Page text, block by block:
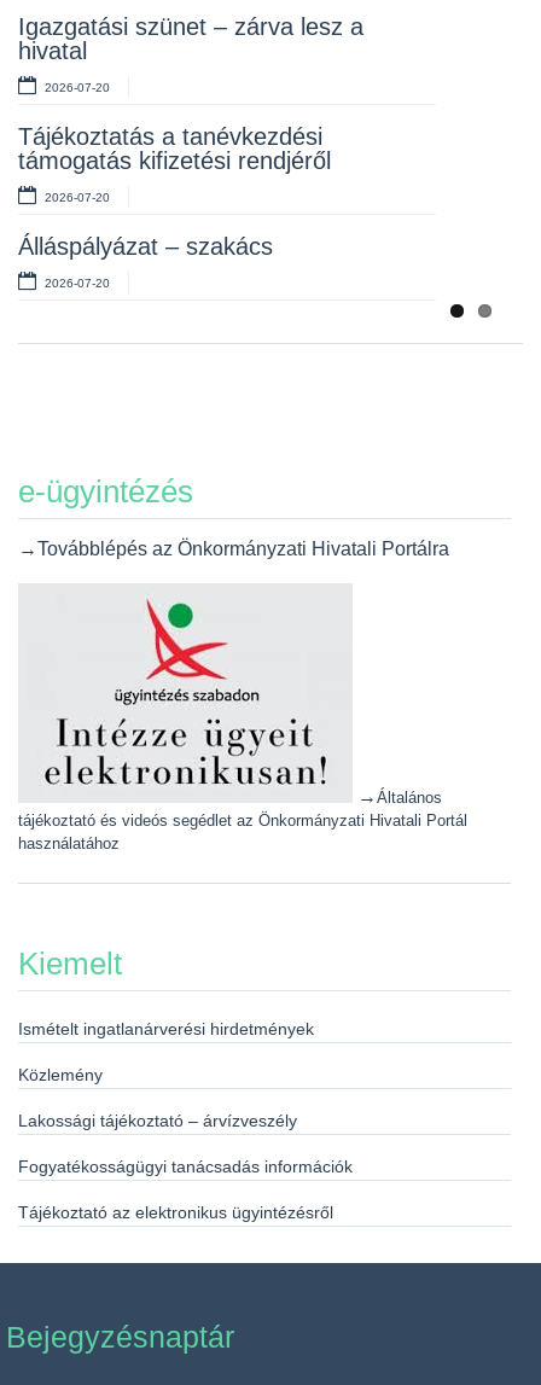
Igazgatási szünet – zárva lesz a
hivatal
2026-07-20
Tájékoztatás a tanévkezdési
támogatás kifizetési rendjéről
2026-07-20
Álláspályázat – szakács
2026-07-20
Rendelet kihirdetése
2026-07-10
Álláspályázat – takarító
2026-07-06
e-ügyintézés
→Továbblépés az Önkormányzati Hivatali Portálra
→ Általános
tájékoztató és videós segédlet az Önkormányzati Hivatali Portál
használatához
Kiemelt
Ismételt ingatlanárverési hirdetmények
Közlemény
Lakossági tájékoztató – árvízveszély
Fogyatékosságügyi tanácsadás információk
Tájékoztató az elektronikus ügyintézésről
Bejegyzésnaptár